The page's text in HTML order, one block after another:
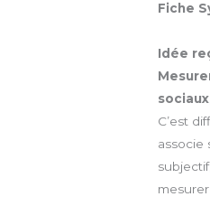
Fiche
Idée
C’est
associe